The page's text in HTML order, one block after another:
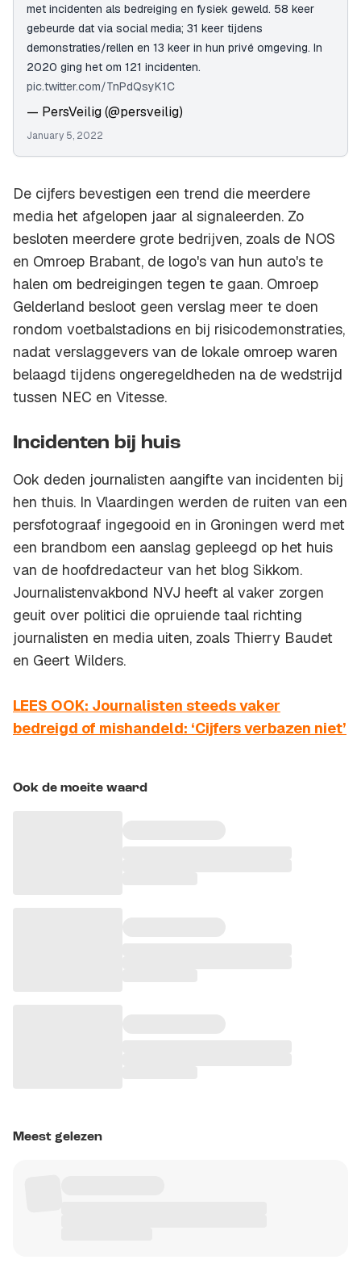
met incidenten als bedreiging en fysiek geweld. 58 keer
gebeurde dat via social media; 31 keer tijdens
demonstraties/rellen en 13 keer in hun privé omgeving. In
2020 ging het om 121 incidenten.
pic.twitter.com/TnPdQsyK1C
— PersVeilig (@persveilig)
January 5, 2022
De cijfers bevestigen een trend die meerdere
media het afgelopen jaar al signaleerden. Zo
besloten meerdere grote bedrijven, zoals de NOS
en Omroep Brabant, de logo's van hun auto's te
halen om bedreigingen tegen te gaan. Omroep
Gelderland besloot geen verslag meer te doen
rondom voetbalstadions en bij risicodemonstraties,
nadat verslaggevers van de lokale omroep waren
belaagd tijdens ongeregeldheden na de wedstrijd
tussen NEC en Vitesse.
Incidenten bij huis
Ook deden journalisten aangifte van incidenten bij
hen thuis. In Vlaardingen werden de ruiten van een
persfotograaf ingegooid en in Groningen werd met
een brandbom een aanslag gepleegd op het huis
van de hoofdredacteur van het blog Sikkom.
Journalistenvakbond NVJ heeft al vaker zorgen
geuit over politici die opruiende taal richting
journalisten en media uiten, zoals Thierry Baudet
en Geert Wilders.
LEES OOK: Journalisten steeds vaker
bedreigd of mishandeld: ‘Cijfers verbazen niet’
Ook de moeite waard
Meest gelezen